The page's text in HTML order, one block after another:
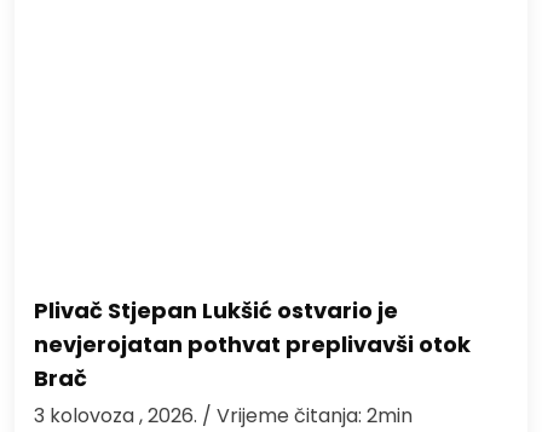
Plivač Stjepan Lukšić ostvario je
nevjerojatan pothvat preplivavši otok
Brač
3 kolovoza , 2026. / Vrijeme čitanja: 2min